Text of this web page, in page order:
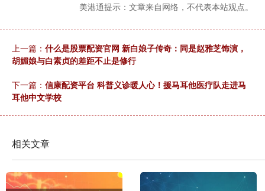
美港通提示：文章来自网络，不代表本站观点。
上一篇： 什么是股票配资官网 新白娘子传奇：同是赵雅芝饰演，
胡媚娘与白素贞的差距不止是修行
下一篇： 信康配资平台 科普义诊暖人心！援马耳他医疗队走进马
耳他中文学校
相关文章